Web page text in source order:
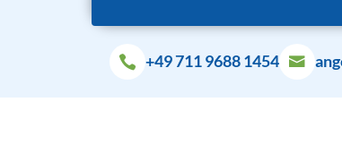
+49 711 9688 1454